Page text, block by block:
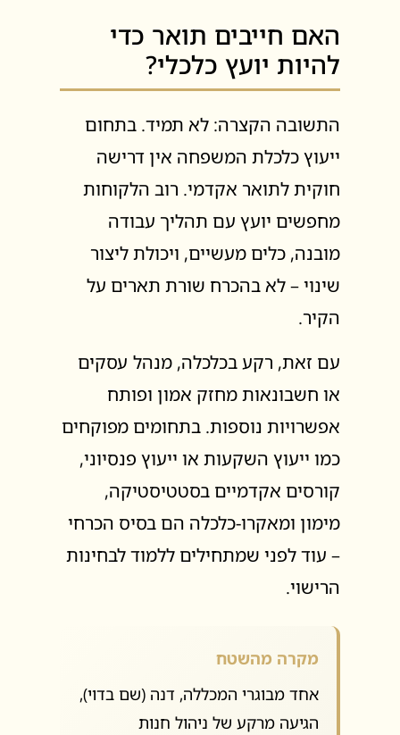
האם חייבים תואר כדי
להיות יועץ כלכלי?
התשובה הקצרה: לא תמיד. בתחום
ייעוץ כלכלת המשפחה אין דרישה
חוקית לתואר אקדמי. רוב הלקוחות
מחפשים יועץ עם תהליך עבודה
מובנה, כלים מעשיים, ויכולת ליצור
שינוי – לא בהכרח שורת תארים על
הקיר.
עם זאת, רקע בכלכלה, מנהל עסקים
או חשבונאות מחזק אמון ופותח
אפשרויות נוספות. בתחומים מפוקחים
כמו ייעוץ השקעות או ייעוץ פנסיוני,
קורסים אקדמיים בסטטיסטיקה,
מימון ומאקרו-כלכלה הם בסיס הכרחי
– עוד לפני שמתחילים ללמוד לבחינות
הרישוי.
מקרה מהשטח
אחד מבוגרי המכללה, דנה (שם בדוי),
הגיעה מרקע של ניהול חנות